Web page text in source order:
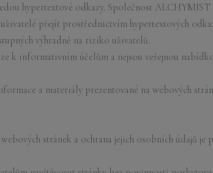
hypertextové odkazy. Společnost ALCHYMIST
přejít prostřednictvím hypertextových
výhradně na riziko uživatelů.
k informativním účelům a nejsou veřejnou
a materiály prezentované na webových
stránek a ochrana jejich osobních údajů je